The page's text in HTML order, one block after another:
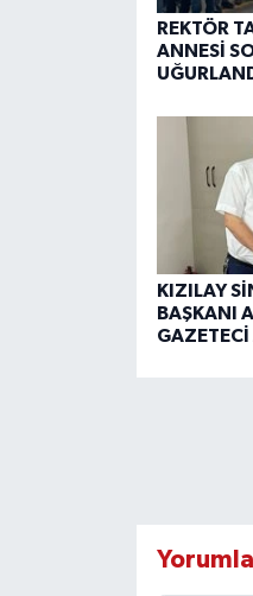
REKTÖR
ANNESİ
KIZILAY
BAŞKANI
GAZETECİ